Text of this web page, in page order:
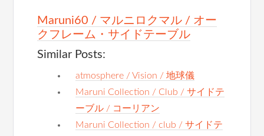
Maruni60 / マルニロクマル / オー
クフレーム・サイドテーブル
Similar Posts:
atmosphere / Vision / 地球儀
Maruni Collection / Club / サイドテ
ーブル / コーリアン
Maruni Collection / club / サイドテ